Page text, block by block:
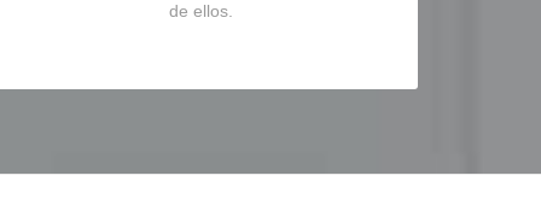
de ellos.